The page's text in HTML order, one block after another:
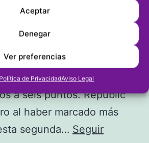
Aceptar
Denegar
Ver preferencias
Política de PrivacidadAviso Legal
mantienen el pulso por el
de la segunda
ACYDMA de fútbol sala.
Rte. Gula, Els Poblets y
sus duelos y por lo tanto
a seis puntos. Republic
al haber marcado más
segunda… Seguir